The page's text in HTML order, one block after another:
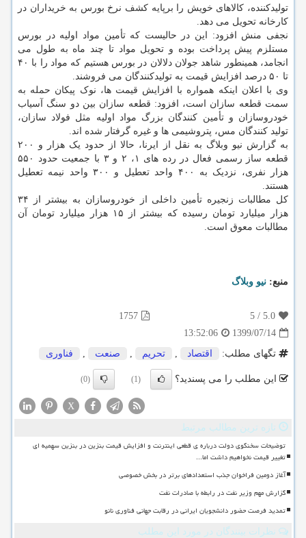
تولیدکننده، کالاهای خویش را برپایه کشف نرخ بورس به خریداران در
کارخانه تحویل می دهد.
نجفی منش افزود: این در حالیست که تأمین مواد اولیه در بورس
مستلزم پیش پرداخت بوده و تحویل مواد تا چند ماه به طول می
انجامد، همینطور شاهد جولان دلالان در بورس هستیم که مواد را با ۴۰
تا ۵۰ درصد افزایش قیمت به تولیدکنندگان می فروشند.
وی با اعلان اینکه همواره با افزایش قیمت ها، نوک پیکان حمله به
سمت قطعه سازان است، افزود: قطعه سازان بین دو سنگ آسیاب
خودروسازان و تأمین کنندگان بزرگ مواد اولیه مثل فولاد سازان،
تولید کنندگان مس، پتروشیمی ها و غیره گرفتار شده اند.
به گزارش نیو وبلاگ به نقل از ایرنا، حالا از حدود یک هزار و ۲۰۰
قطعه ساز رسمی فعال در رده های ۱، ۲ و ۳ با جمعیت حدود ۵۵۰
هزار نفری، نزدیک به ۴۰۰ واحد تعطیل و ۳۰۰ واحد نیمه تعطیل
هستند.
کل مطالبات زنجیره تأمین داخلی از خودروسازان به بیشتر از ۳۴
هزار میلیارد تومان رسیده که بیشتر از ۱۵ هزار میلیارد تومان آن
مطالبات معوق است.
منبع: نیو وبلاگ
5.0
/
5
1757
1399/07/14
13:52:06
تگهای مطلب:
اقتصاد , تحریم , صنعت , فناوری
این مطلب را می پسندید؟ (1)
(0)
X
تازه ترین مطالب مرتبط
توضیحات سخنگوی دولت درباره ی قطعی اینترنت و افزایش قیمت بنزین در بنزین سهمیه ای
تغییر قیمت نخواهیم داشت اما...
آغاز دومین فراخوان جذب استعدادهای برتر در بخش خصوصی
گزارش مهم وزیر نفت در رابطه با صادرات نفت
تمدید فرصت حضور دانشجویان ایرانی در رقابت جهانی فناوری نانو
نظرات بینندگان در مورد این مطلب